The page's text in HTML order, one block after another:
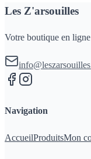
Les Z'arsouilles
Votre boutique en
Navigation
AccueilProduitsMon